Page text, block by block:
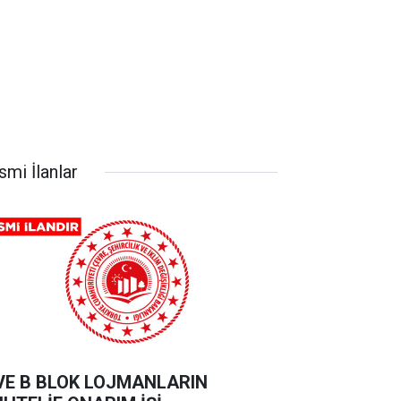
İlanlar
B BLOK LOJMANLARIN